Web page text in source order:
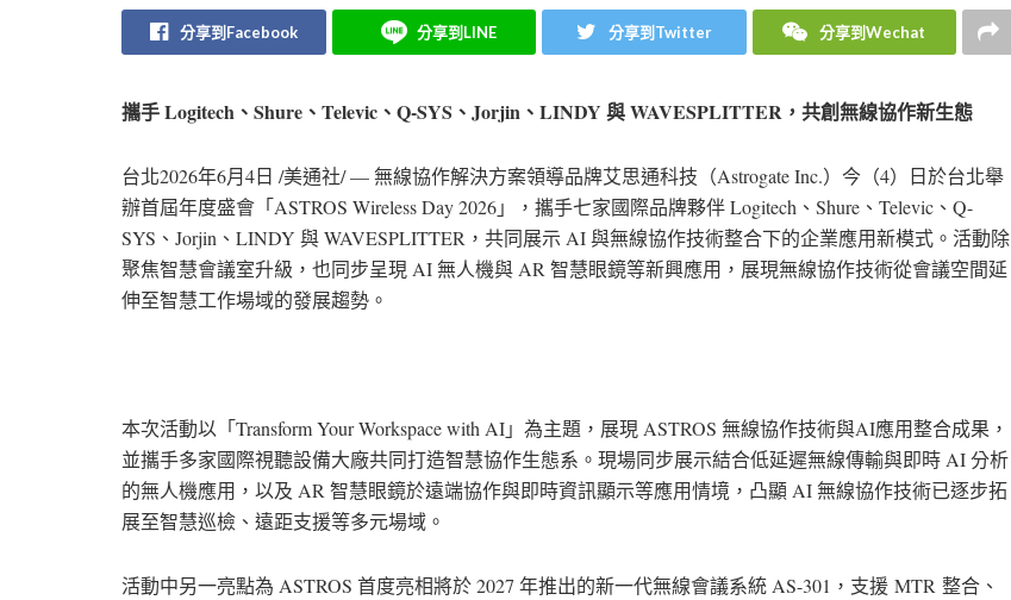
分享到Facebook 分享到LINE 分享到Twitter 分享到Wechat
攜手 Logitech、Shure、Televic、Q-SYS、Jorjin、LINDY 與 WAVESPLITTER，共創無線協作新生態
台北2026年6月4日 /美通社/ — 無線協作解決方案領導品牌艾思通科技（Astrogate Inc.）今（4）日於台北舉
辦首屆年度盛會「ASTROS Wireless Day 2026」，攜手七家國際品牌夥伴 Logitech、Shure、Televic、Q-
SYS、Jorjin、LINDY 與 WAVESPLITTER，共同展示 AI 與無線協作技術整合下的企業應用新模式。活動除
聚焦智慧會議室升級，也同步呈現 AI 無人機與 AR 智慧眼鏡等新興應用，展現無線協作技術從會議空間延
伸至智慧工作場域的發展趨勢。
本次活動以「Transform Your Workspace with AI」為主題，展現 ASTROS 無線協作技術與AI應用整合成果，
並攜手多家國際視聽設備大廠共同打造智慧協作生態系。現場同步展示結合低延遲無線傳輸與即時 AI 分析
的無人機應用，以及 AR 智慧眼鏡於遠端協作與即時資訊顯示等應用情境，凸顯 AI 無線協作技術已逐步拓
展至智慧巡檢、遠距支援等多元場域。
活動中另一亮點為 ASTROS 首度亮相將於 2027 年推出的新一代無線會議系統 AS-301，支援 MTR 整合、